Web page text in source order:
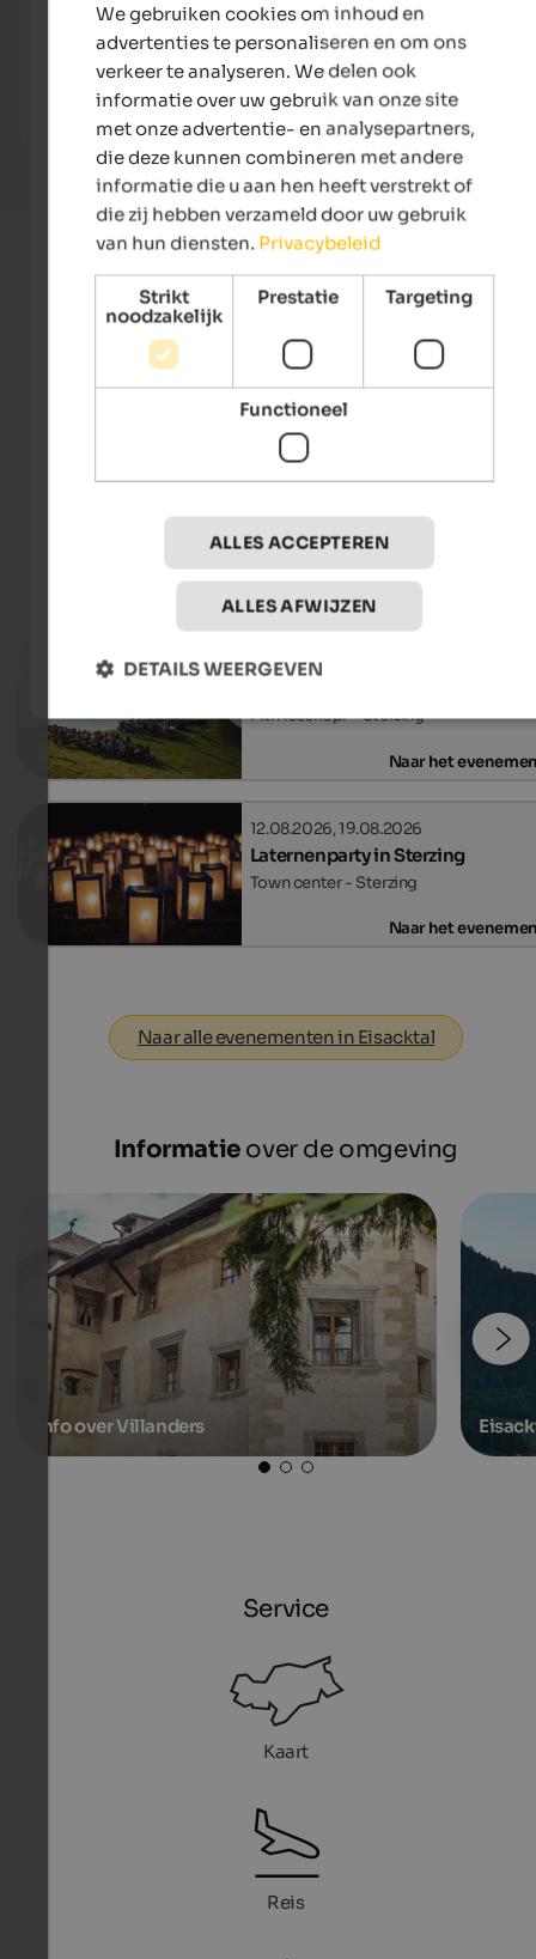
Weingut & Genusshotel Spitalerhof
Unique hotel with vineyard & distillery – for wine lovers,
gourmets and true connoisseurs.
To the hotel
Tourismusverein Villanders - Wolfgang Gafriller
Evenementenin Eisacktal
09.08.2026, 12.08.2026, …
Mt. Rosskopf - Sterzing
Naar het
12.08.2026, 19.08.2026
Laternenparty in Sterzing
Town center - Sterzing
Naar het
Naar alle evenementen in Eisacktal
Informatieover de omgeving
Info over Villanders
Service
Kaart
Reis
We gebruiken cookies om inhoud en
advertenties te personaliseren en om ons
verkeer te analyseren. We delen ook
informatie over uw gebruik van onze site
met onze advertentie- en analysepartners,
die deze kunnen combineren met andere
informatie die u aan hen heeft verstrekt of
die zij hebben verzameld door uw gebruik
van hun diensten. Privacybeleid
Strikt
noodzakelijk
Prestatie Targeting
Functioneel
ALLES ACCEPTEREN
ALLES AFWIJZEN
DETAILS WEERGEVEN